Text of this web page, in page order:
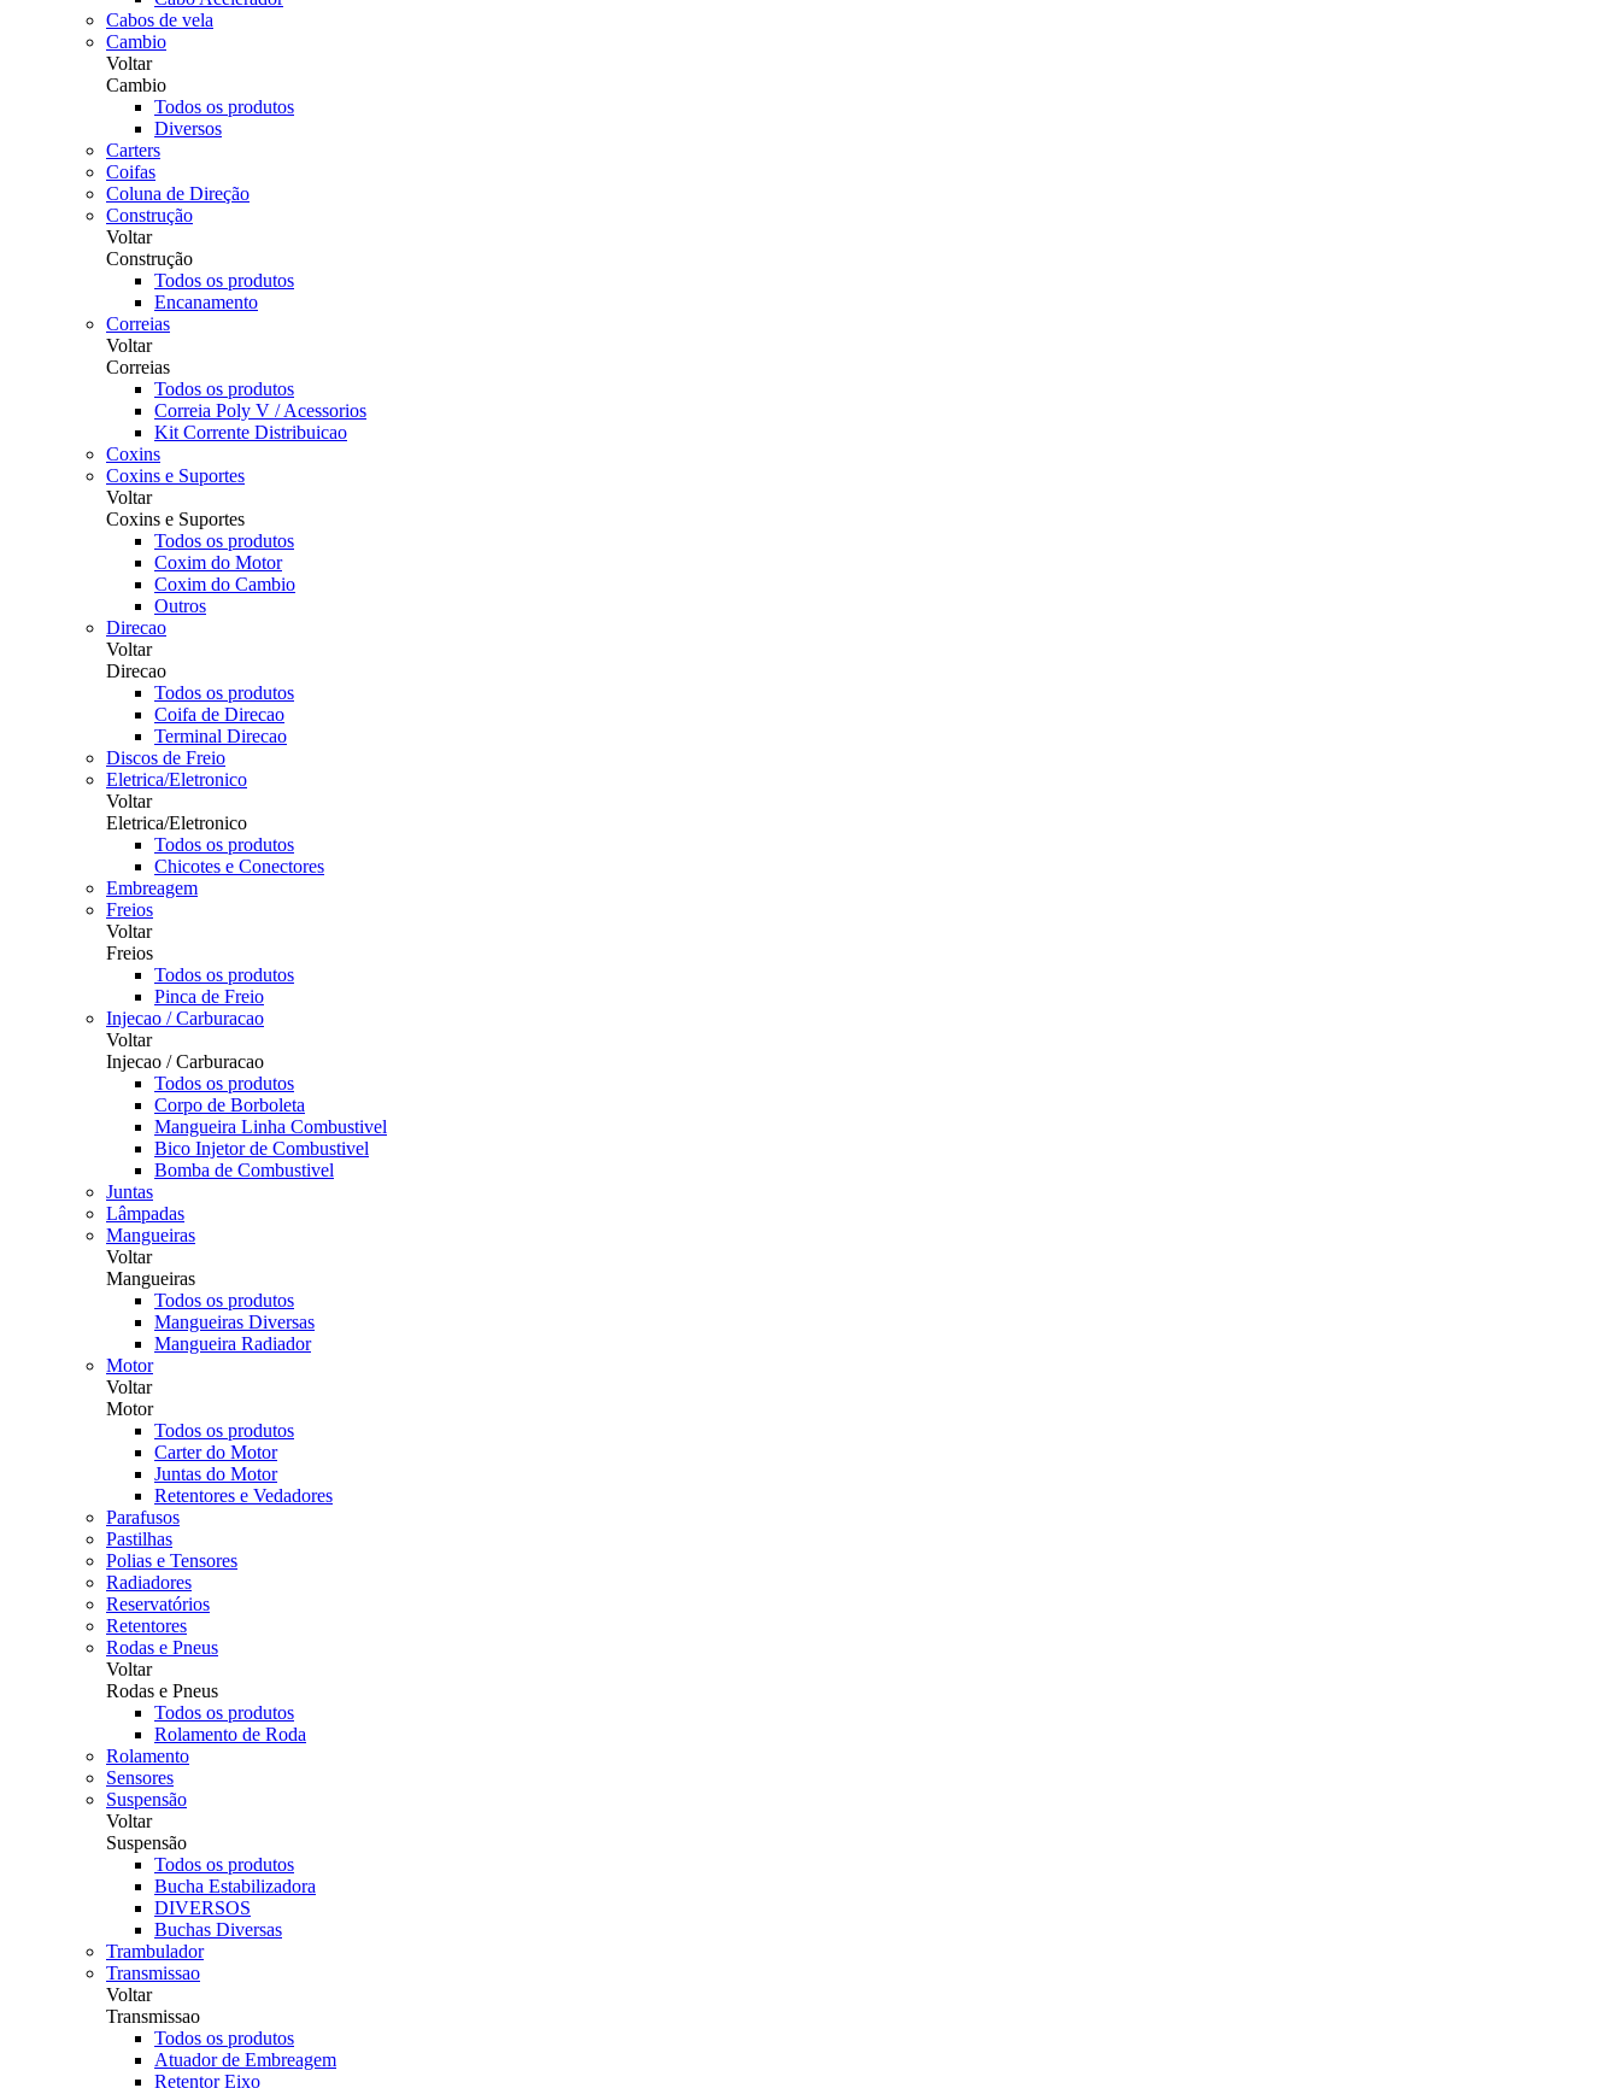
Cabos de vela
Cambio
Voltar
Cambio
Todos os produtos
Diversos
Carters
Coifas
Coluna de Direção
Construção
Voltar
Construção
Todos os produtos
Encanamento
Correias
Voltar
Correias
Todos os produtos
Correia Poly V / Acessorios
Kit Corrente Distribuicao
Coxins
Coxins e Suportes
Voltar
Coxins e Suportes
Todos os produtos
Coxim do Motor
Coxim do Cambio
Outros
Direcao
Voltar
Direcao
Todos os produtos
Coifa de Direcao
Terminal Direcao
Discos de Freio
Eletrica/Eletronico
Voltar
Eletrica/Eletronico
Todos os produtos
Chicotes e Conectores
Embreagem
Freios
Voltar
Freios
Todos os produtos
Pinca de Freio
Injecao / Carburacao
Voltar
Injecao / Carburacao
Todos os produtos
Corpo de Borboleta
Mangueira Linha Combustivel
Bico Injetor de Combustivel
Bomba de Combustivel
Juntas
Lâmpadas
Mangueiras
Voltar
Mangueiras
Todos os produtos
Mangueiras Diversas
Mangueira Radiador
Motor
Voltar
Motor
Todos os produtos
Carter do Motor
Juntas do Motor
Retentores e Vedadores
Parafusos
Pastilhas
Polias e Tensores
Radiadores
Reservatórios
Retentores
Rodas e Pneus
Voltar
Rodas e Pneus
Todos os produtos
Rolamento de Roda
Rolamento
Sensores
Suspensão
Voltar
Suspensão
Todos os produtos
Bucha Estabilizadora
DIVERSOS
Buchas Diversas
Trambulador
Transmissao
Voltar
Transmissao
Todos os produtos
Atuador de Embreagem
Retentor Eixo